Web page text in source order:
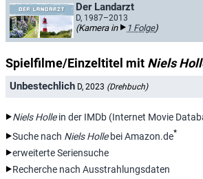
Der Landarzt
D, 1987–2013
(Kamera in 1 Folge)
Spielfilme/Einzeltitel mit Niels
Unbestechlich D, 2023 (Drehbuch)
Niels Hollein der IMDb (Internet Movie
Suche nach Niels Hollebei Amazon.de*
erweiterte Seriensuche
Recherche nach Ausstrahlungsdaten